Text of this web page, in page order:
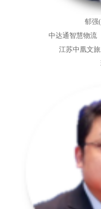
郁强
中达通智慧物流
江苏中凰文